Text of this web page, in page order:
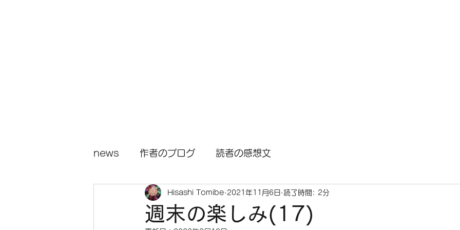
news 作者のブログ 読者の感想文
週末の楽しみ(17)
Hisashi Tomibe 2021年11月6日 読了時間: 2分